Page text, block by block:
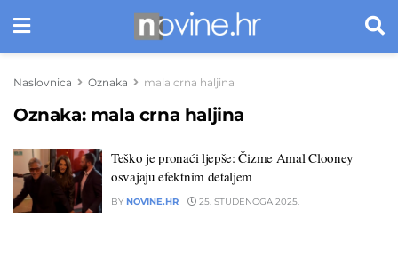
Naslovnica Oznaka mala crna haljina
Oznaka: mala crna haljina
Teško je pronaći ljepše: Čizme Amal Clooney
osvajaju efektnim detaljem
BY NOVINE.HR 25. STUDENOGA 2025.